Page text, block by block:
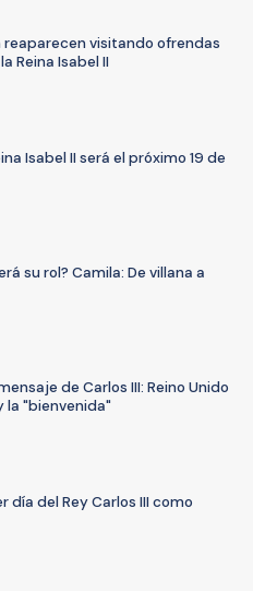
reaparecen visitando ofrendas
Reina Isabel II
Isabel II será el próximo 19 de
su rol? Camila: De villana a
de Carlos III: Reino Unido
la "bienvenida"
día del Rey Carlos III como